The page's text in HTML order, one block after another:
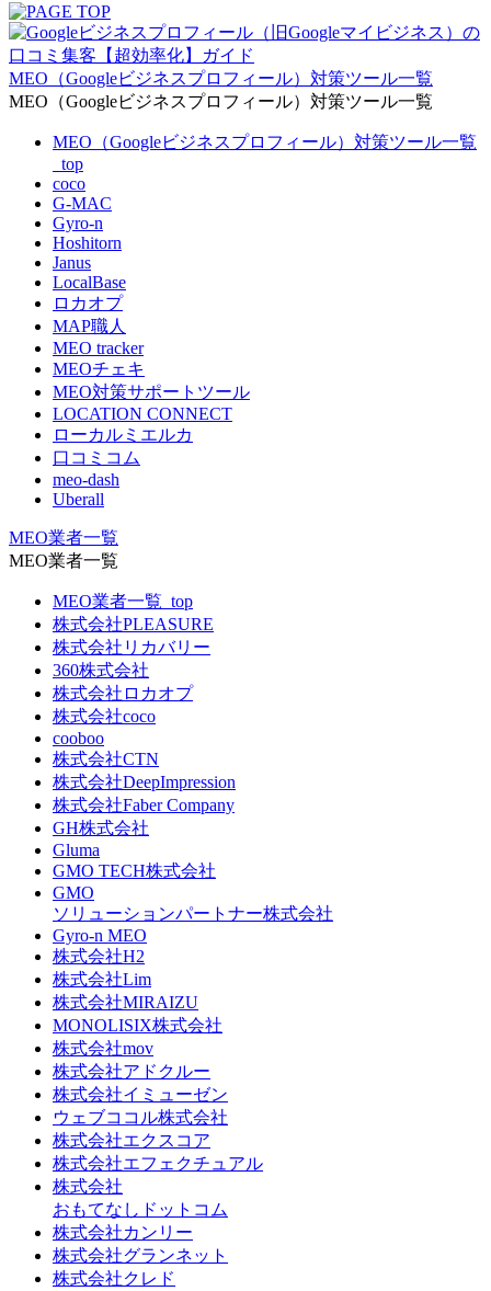
MEO（Googleビジネスプロフィール）対策ツール一覧
MEO（Googleビジネスプロフィール）対策ツール一覧
MEO（Googleビジネスプロフィール）対策ツール一覧
_top
coco
G-MAC
Gyro-n
Hoshitorn
Janus
LocalBase
ロカオプ
MAP職人
MEO tracker
MEOチェキ
MEO対策サポートツール
LOCATION CONNECT
ローカルミエルカ
口コミコム
meo-dash
Uberall
MEO業者一覧
MEO業者一覧
MEO業者一覧_top
株式会社PLEASURE
株式会社リカバリー
360株式会社
株式会社ロカオプ
株式会社coco
cooboo
株式会社CTN
株式会社DeepImpression
株式会社Faber Company
GH株式会社
Gluma
GMO TECH株式会社
GMO
ソリューションパートナー株式会社
Gyro-n MEO
株式会社H2
株式会社Lim
株式会社MIRAIZU
MONOLISIX株式会社
株式会社mov
株式会社アドクルー
株式会社イミューゼン
ウェブココル株式会社
株式会社エクスコア
株式会社エフェクチュアル
株式会社
おもてなしドットコム
株式会社カンリー
株式会社グランネット
株式会社クレド